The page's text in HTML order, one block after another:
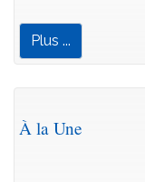
Plus ...
À la Une